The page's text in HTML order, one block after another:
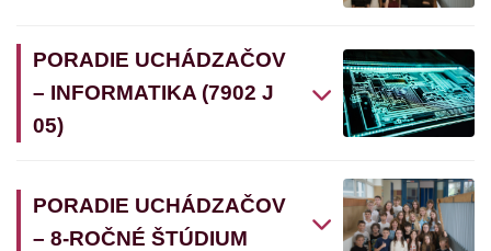
PORADIE UCHÁDZAČOV
– INFORMATIKA (7902 J
05)
PORADIE UCHÁDZAČOV
– 8-ROČNÉ ŠTÚDIUM